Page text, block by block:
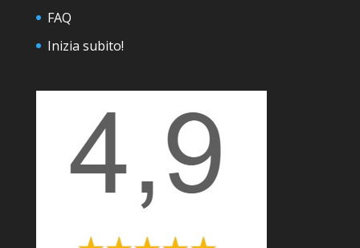
FAQ
Inizia subito!